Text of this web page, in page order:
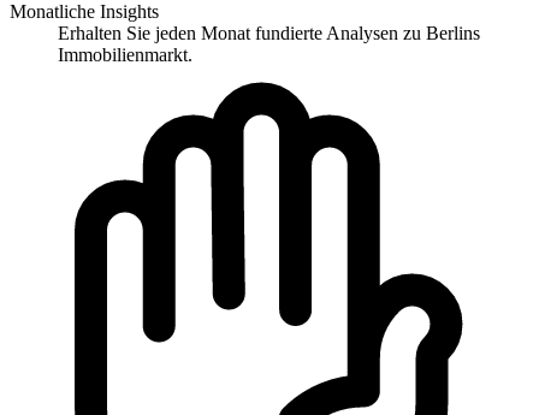
Monatliche Insights
Erhalten Sie jeden Monat fundierte Analysen zu Berlins
Immobilienmarkt.